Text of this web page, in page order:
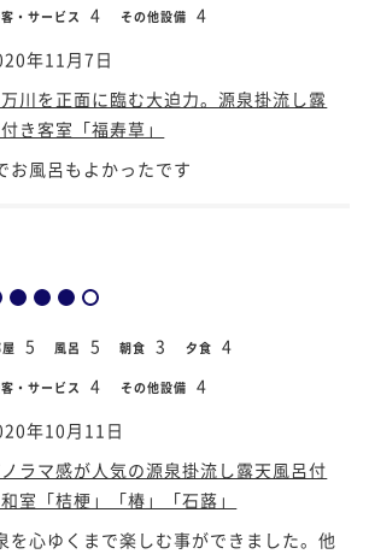
・サービス 4 その他設備 4
年11月7日
川を正面に臨む大迫力。源泉掛流し露
き客室「福寿草」
お風呂もよかったです
5 風呂 5 朝食 3 夕食 4
・サービス 4 その他設備 4
年10月11日
ラマ感が人気の源泉掛流し露天風呂付
室「桔梗」「椿」「石蕗」
を心ゆくまで楽しむ事ができました。他